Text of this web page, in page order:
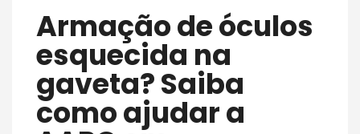
Armação de óculos
esquecida na
gaveta? Saiba
como ajudar a